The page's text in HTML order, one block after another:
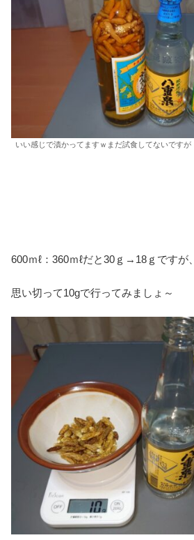
いい感じで漬かってますｗまだ試食してないですが
600ｍℓ：360ｍℓだと30ｇ→18ｇですが、
思い切って10gで行ってみましょ～